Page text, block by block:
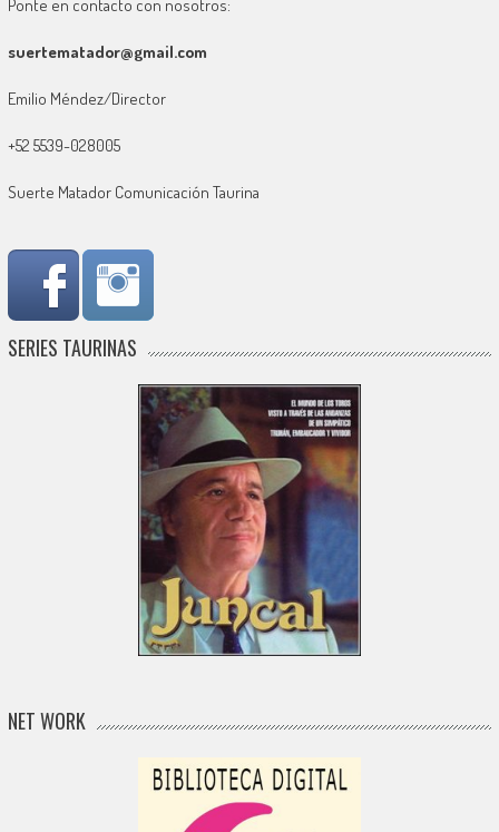
Ponte en contacto con nosotros:
suertematador@gmail.com
Emilio Méndez/Director
+52 5539-028005
Suerte Matador Comunicación Taurina
SERIES TAURINAS
NET WORK